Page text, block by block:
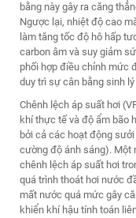
bằng này gây ra căng
Ngược lại, nhiệt độ cao
làm tăng tốc độ hô hấp
carbon âm và suy giảm
phối hợp điều chỉnh mức
duy trì sự cân bằng sinh
Chênh lệch áp suất hơi
khí thực tế và độ ẩm bão
bởi cả các hoạt động
cường độ ánh sáng). Một
chênh lệch áp suất hơi
quá trình thoát hơi nước
mất nước quá mức gây
khiển khí hậu tính toán